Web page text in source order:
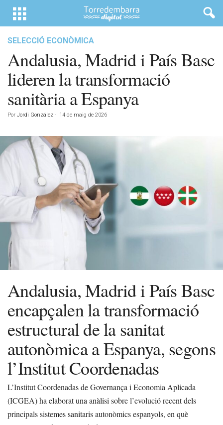
SELECCIÓ ECONÒMICA
Andalusia, Madrid i País Basc
lideren la transformació
sanitària a Espanya
Por Jordi González - 14 de maig de 2026
Andalusia, Madrid i País Basc
encapçalen la transformació
estructural de la sanitat
autonòmica a Espanya, segons
l’Institut Coordenadas
L’Institut Coordenadas de Governança i Economia Aplicada
(ICGEA) ha elaborat una anàlisi sobre l’evolució recent dels
principals sistemes sanitaris autonòmics espanyols, en què